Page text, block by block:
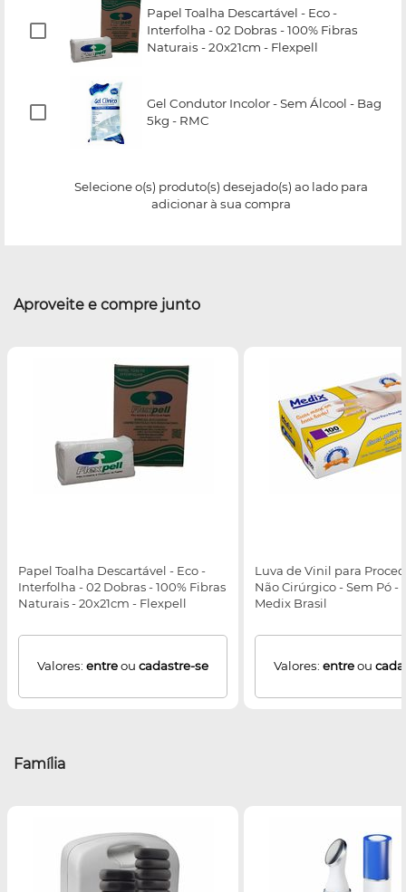
Papel Toalha Descartável - Eco -
Interfolha - 02 Dobras - 100% Fibras
Naturais - 20x21cm - Flexpell
Gel Condutor Incolor - Sem Álcool - Bag
5kg - RMC
Selecione o(s) produto(s) desejado(s) ao lado para
adicionar à sua compra
Aproveite e compre junto
Papel Toalha Descartável - Eco -
Interfolha - 02 Dobras - 100% Fibras
Naturais - 20x21cm - Flexpell
Valores: entreou cadastre-se
Luva de Vinil para
Não Cirúrgico - Sem Pó -
Medix Brasil
Valores: entreou
Família